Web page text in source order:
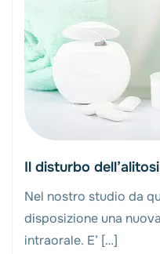
Il disturbo dell’alitosi
Nel nostro studio da
disposizione una
intraorale. E’ […]